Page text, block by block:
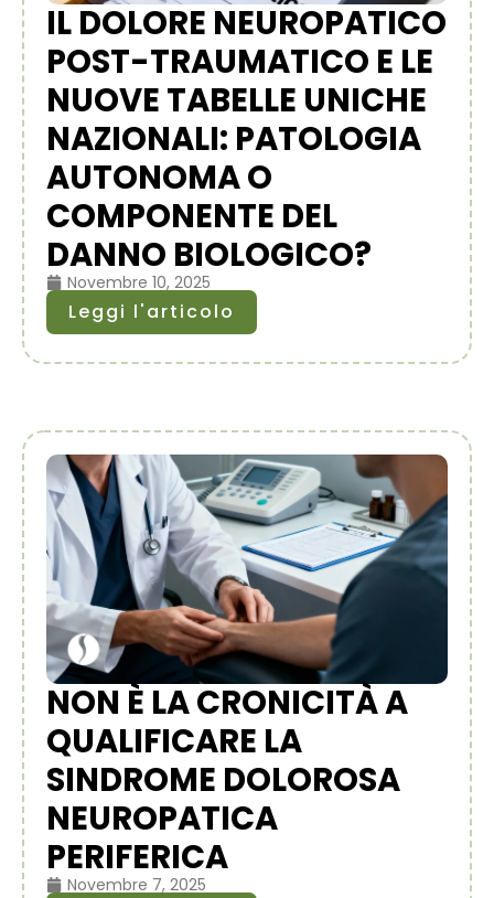
IL DOLORE NEUROPATICO
POST-TRAUMATICO E LE
NUOVE TABELLE UNICHE
NAZIONALI: PATOLOGIA
AUTONOMA O
COMPONENTE DEL
DANNO BIOLOGICO?
Novembre 10, 2025
Leggi l'articolo
NON È LA CRONICITÀ A
QUALIFICARE LA
SINDROME DOLOROSA
NEUROPATICA
PERIFERICA
Novembre 7, 2025